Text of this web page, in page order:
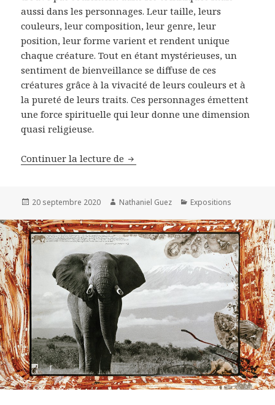
aussi dans les personnages. Leur taille, leurs
couleurs, leur composition, leur genre, leur
position, leur forme varient et rendent unique
chaque créature. Tout en étant mystérieuses, un
sentiment de bienveillance se diffuse de ces
créatures grâce à la vivacité de leurs couleurs et à
la pureté de leurs traits. Ces personnages émettent
une force spirituelle qui leur donne une dimension
quasi religieuse.
Continuer la lecture de Izumi Kato: rencontre et
Publié
20 septembre 2020 Auteur
Nathaniel Guez Catégories
Expositions